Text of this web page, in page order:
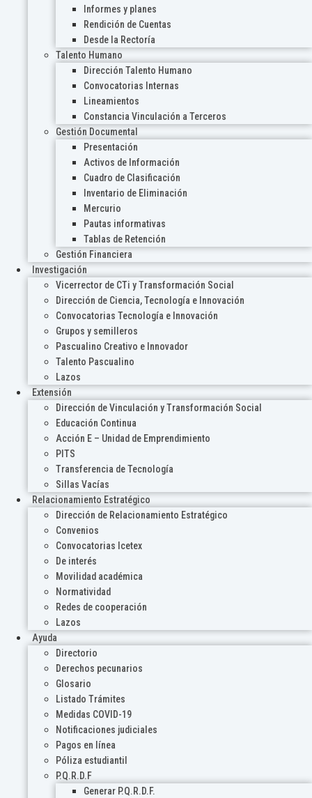
Informes y planes
Rendición de Cuentas
Desde la Rectoría
Talento Humano
Dirección Talento Humano
Convocatorias Internas
Lineamientos
Constancia Vinculación a Terceros
Gestión Documental
Presentación
Activos de Información
Cuadro de Clasificación
Inventario de Eliminación
Mercurio
Pautas informativas
Tablas de Retención
Gestión Financiera
Investigación
Vicerrector de CTi y Transformación Social
Dirección de Ciencia, Tecnología e Innovación
Convocatorias Tecnología e Innovación
Grupos y semilleros
Pascualino Creativo e Innovador
Talento Pascualino
Lazos
Extensión
Dirección de Vinculación y Transformación Social
Educación Continua
Acción E – Unidad de Emprendimiento
PITS
Transferencia de Tecnología
Sillas Vacías
Relacionamiento Estratégico
Dirección de Relacionamiento Estratégico
Convenios
Convocatorias Icetex
De interés
Movilidad académica
Normatividad
Redes de cooperación
Lazos
Ayuda
Directorio
Derechos pecunarios
Glosario
Listado Trámites
Medidas COVID-19
Notificaciones judiciales
Pagos en línea
Póliza estudiantil
P.Q.R.D.F
Generar P.Q.R.D.F.